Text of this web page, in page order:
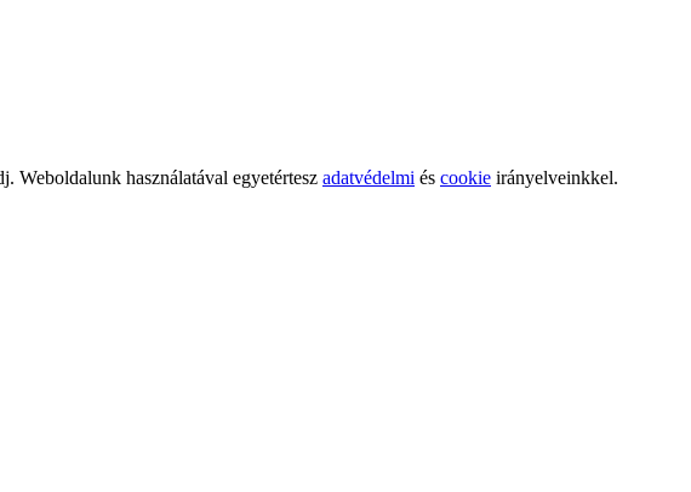
Weboldalunk használatával egyetértesz adatvédelmi és cookie irányelveinkkel.